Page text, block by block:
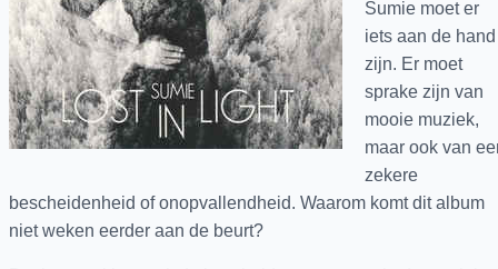
Sumie moet er
iets aan de hand
zijn. Er moet
sprake zijn van
mooie muziek,
maar ook van
zekere
bescheidenheid of onopvallendheid. Waarom komt dit album
niet weken eerder aan de beurt?